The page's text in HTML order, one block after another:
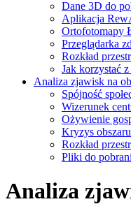
Dane 3D do
Aplikacja
Ortofotomapy
Przeglądarka
Rozkład
Jak korzystać
Analiza zjawisk na
Spójność
Wizerunek
Ożywienie
Kryzys
Rozkład
Pliki do
Analiza